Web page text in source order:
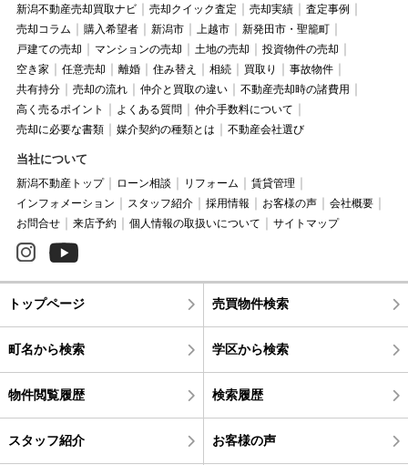
新潟不動産売却買取ナビ 売却クイック査定 売却実績
査定事例
売却コラム
購入希望者 新潟市 上越市
新発田市・聖籠町
戸建ての売却
マンションの売却 土地の売却
投資物件の売却
空き家
任意売却 離婚 住み替え 相続 買取り
事故物件
共有持分
売却の流れ 仲介と買取の違い
不動産売却時の諸費用
高く売るポイント
よくある質問
仲介手数料について
売却に必要な書類
媒介契約の種類とは 不動産会社選び
当社について
新潟不動産トップ ローン相談 リフォーム
賃貸管理
インフォメーション
スタッフ紹介 採用情報 お客様の声
会社概要
お問合せ
来店予約 個人情報の取扱いについて サイトマップ
トップページ 売買物件検索
町名から検索 学区から検索
物件閲覧履歴 検索履歴
スタッフ紹介 お客様の声